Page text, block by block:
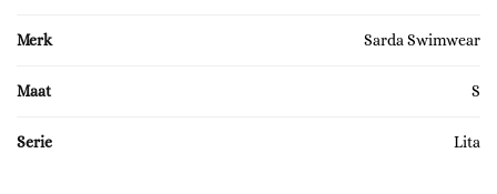
Merk Sarda Swimwear
Maat S
Serie Lita